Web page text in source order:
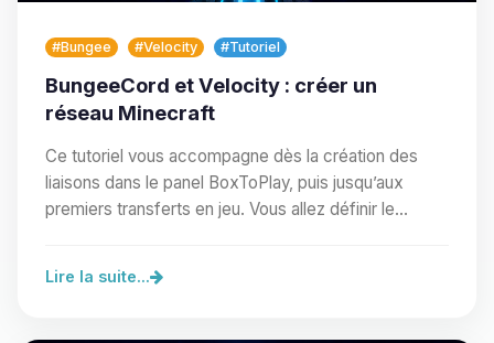
#Bungee #Velocity #Tutoriel
BungeeCord et Velocity : créer un
réseau Minecraft
Ce tutoriel vous accompagne dès la création des
liaisons dans le panel BoxToPlay, puis jusqu’aux
premiers transferts en jeu. Vous allez définir le…
Lire la suite...